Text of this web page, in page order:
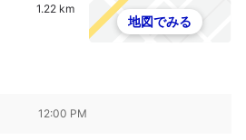
1.22 km
地図でみる
12:00 PM